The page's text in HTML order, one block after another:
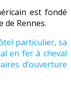
est fondé
de Rennes.
particulier, sa
en fer à cheval
d’ouverture